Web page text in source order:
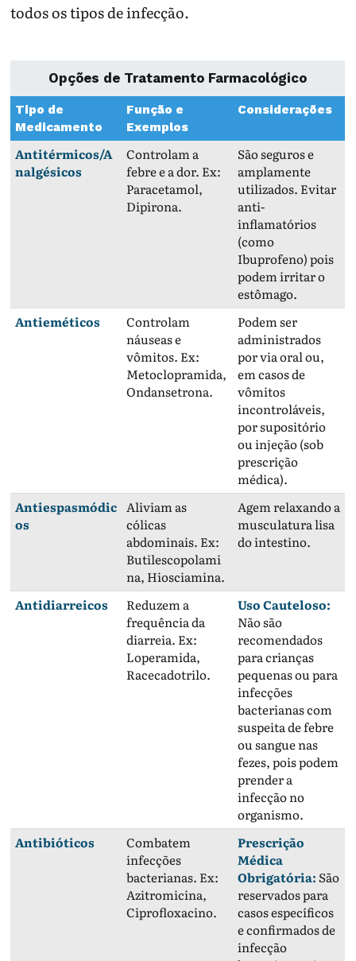
todos os tipos de infecção.
Opções de Tratamento Farmacológico
Tipo de
Medicamento
Função e
Exemplos
Considerações
Antitérmicos/A
nalgésicos
Controlam a
febre e a dor. Ex:
Paracetamol,
Dipirona.
São seguros e
amplamente
utilizados. Evitar
anti-
inflamatórios
(como
Ibuprofeno) pois
podem irritar o
estômago.
Antieméticos
Controlam
náuseas e
vômitos. Ex:
Metoclopramida,
Ondansetrona.
Podem ser
administrados
por via oral ou,
em casos de
vômitos
incontroláveis,
por supositório
ou injeção (sob
prescrição
médica).
Antiespasmódic
os
Aliviam as
cólicas
abdominais. Ex:
Butilescopolami
na, Hiosciamina.
Agem relaxando a
musculatura lisa
do intestino.
Antidiarreicos
Reduzem a
frequência da
diarreia. Ex:
Loperamida,
Racecadotrilo.
Uso Cauteloso:
Não são
recomendados
para crianças
pequenas ou para
infecções
bacterianas com
suspeita de febre
ou sangue nas
fezes, pois podem
prender a
infecção no
organismo.
Antibióticos
Combatem
infecções
bacterianas. Ex:
Azitromicina,
Ciprofloxacino.
Prescrição
Médica
Obrigatória: São
reservados para
casos específicos
e confirmados de
infecção